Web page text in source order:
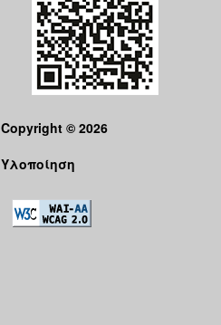
Copyright © 2026
Υλοποίηση